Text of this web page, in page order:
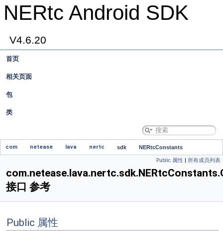
NERtc Android SDK
V4.6.20
首页
相关页面
包
类
com netease lava nertc sdk NERtcConstants
Public 属性 | 所有成员列表
接口 参考
Public 属性